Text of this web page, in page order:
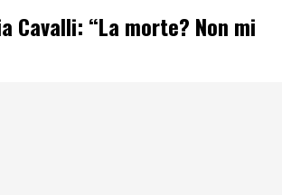
Cavalli: “La morte? Non mi